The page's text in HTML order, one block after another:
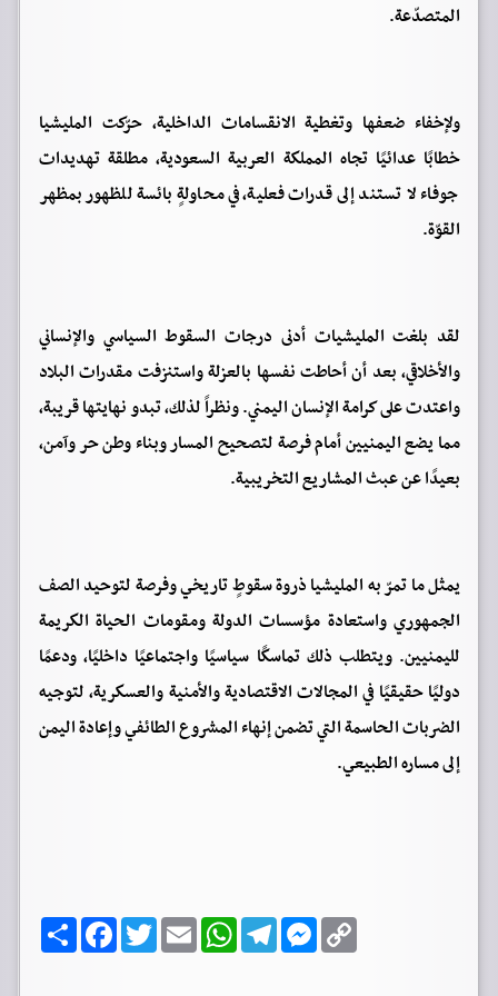
المتصدّعة.
ولإخفاء ضعفها وتغطية الانقسامات الداخلية، حرّكت المليشيا
خطابًا عدائيًا تجاه المملكة العربية السعودية، مطلقة تهديدات
جوفاء لا تستند إلى قدرات فعلية، في محاولةٍ بائسة للظهور بمظهر
القوّة.
لقد بلغت المليشيات أدنى درجات السقوط السياسي والإنساني
والأخلاقي، بعد أن أحاطت نفسها بالعزلة واستنزفت مقدرات البلاد
واعتدت على كرامة الإنسان اليمني. ونظراً لذلك، تبدو نهايتها قريبة،
مما يضع اليمنيين أمام فرصة لتصحيح المسار وبناء وطن حر وآمن،
بعيدًا عن عبث المشاريع التخريبية.
يمثل ما تمرّ به المليشيا ذروة سقوطٍ تاريخي وفرصة لتوحيد الصف
الجمهوري واستعادة مؤسسات الدولة ومقومات الحياة الكريمة
لليمنيين. ويتطلب ذلك تماسكًا سياسيًا واجتماعيًا داخليًا، ودعمًا
دوليًا حقيقيًا في المجالات الاقتصادية والأمنية والعسكرية، لتوجيه
الضربات الحاسمة التي تضمن إنهاء المشروع الطائفي وإعادة اليمن
إلى مساره الطبيعي.
ا
ن
ش
F
a
c
T
w
i
E
m
a
W
h
a
T
e
l
M
e
s
C
o
p